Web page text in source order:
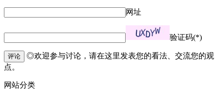
网址
验证码(*)
评论
◎欢迎参与讨论，请在这里发表您的看法、交流您的观
点。
网站分类